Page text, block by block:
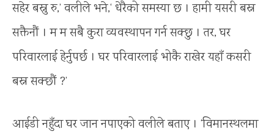
सहेर बस्नु रु,’ वलीले भने,‘ धेरैको समस्या छ । हामी यसरी बस्न
सक्तैनौं । म म सबै कुरा व्यवस्थापन गर्न सक्छु । तर, घर
परिवारलाई हेर्नुपर्छ । घर परिवारलाई भोकै राखेर यहाँ कसरी
बस्न सक्छौं ?’
आईडी नहुँदा घर जान नपाएको वलीले बताए । ‘विमानस्थलमा